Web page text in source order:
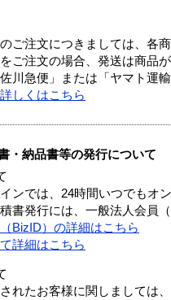
ご注文につきましては、各
ご注文の場合、発送は商品
川急便」または「ヤマト運
しくはこちら
・納品書等の発行について
ンでは、24時間いつでもオ
書発行には、一般法人会員
BizID）の詳細はこちら
詳細はこちら
れたお客様に関しましては